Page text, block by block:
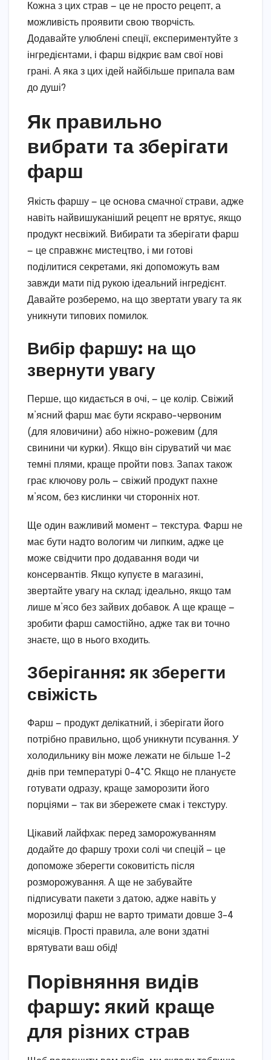
Кожна з цих страв — це не просто рецепт, а
можливість проявити свою творчість.
Додавайте улюблені спеції, експериментуйте з
інгредієнтами, і фарш відкриє вам свої нові
грані. А яка з цих ідей найбільше припала вам
до душі?
Як правильно
вибрати та зберігати
фарш
Якість фаршу — це основа смачної страви, адже
навіть найвишуканіший рецепт не врятує, якщо
продукт несвіжий. Вибирати та зберігати фарш
— це справжнє мистецтво, і ми готові
поділитися секретами, які допоможуть вам
завжди мати під рукою ідеальний інгредієнт.
Давайте розберемо, на що звертати увагу та як
уникнути типових помилок.
Вибір фаршу: на що
звернути увагу
Перше, що кидається в очі, — це колір. Свіжий
м’ясний фарш має бути яскраво-червоним
(для яловичини) або ніжно-рожевим (для
свинини чи курки). Якщо він сіруватий чи має
темні плями, краще пройти повз. Запах також
грає ключову роль — свіжий продукт пахне
м’ясом, без кислинки чи сторонніх нот.
Ще один важливий момент — текстура. Фарш не
має бути надто вологим чи липким, адже це
може свідчити про додавання води чи
консервантів. Якщо купуєте в магазині,
звертайте увагу на склад: ідеально, якщо там
лише м’ясо без зайвих добавок. А ще краще —
зробити фарш самостійно, адже так ви точно
знаєте, що в нього входить.
Зберігання: як зберегти
свіжість
Фарш — продукт делікатний, і зберігати його
потрібно правильно, щоб уникнути псування. У
холодильнику він може лежати не більше 1–2
днів при температурі 0–4°C. Якщо не плануєте
готувати одразу, краще заморозити його
порціями — так ви збережете смак і текстуру.
Цікавий лайфхак: перед заморожуванням
додайте до фаршу трохи солі чи спецій — це
допоможе зберегти соковитість після
розморожування. А ще не забувайте
підписувати пакети з датою, адже навіть у
морозилці фарш не варто тримати довше 3–4
місяців. Прості правила, але вони здатні
врятувати ваш обід!
Порівняння видів
фаршу: який краще
для різних страв